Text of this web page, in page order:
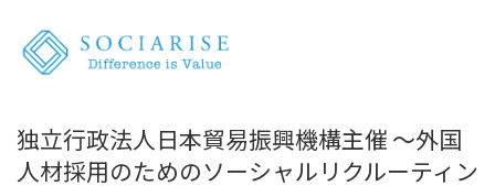
独立行政法人日本貿易振興機構主催 〜外国
人材採用のためのソーシャルリクルーティン